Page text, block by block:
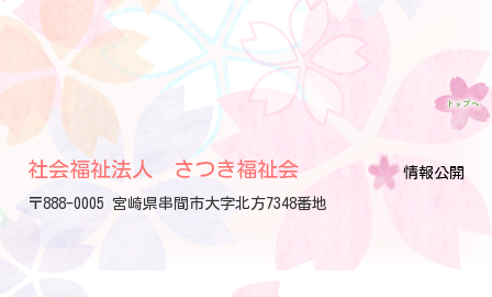
社会福祉法人 さつき福祉会
〒888-0005 宮崎県串間市大字北方7348番地
情報公開